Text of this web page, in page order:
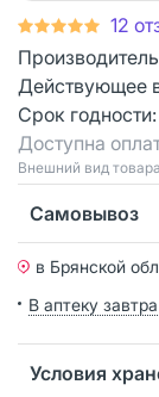
12
Действующее
Срок годности:
Доступна
Bнешний вид
Самовывоз
в Брянской
В аптеку
Условия